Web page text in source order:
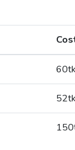
60tk
52tk